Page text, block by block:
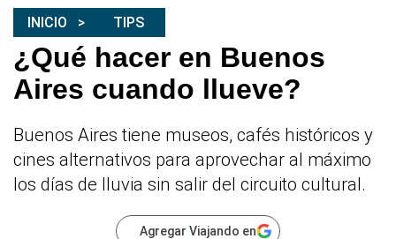
INICIO TIPS
¿Qué hacer en Buenos
Aires cuando llueve?
Buenos Aires tiene museos, cafés históricos y
cines alternativos para aprovechar al máximo
los días de lluvia sin salir del circuito cultural.
Agregar Viajando en